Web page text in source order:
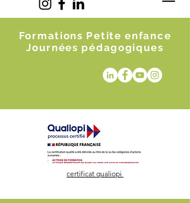
Formations Petite enfance
Journées pédagogiques
certificat qualiopi